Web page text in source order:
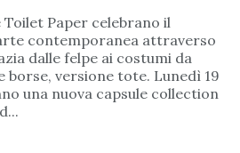
Toilet Paper celebrano il
contemporanea attraverso
dalle felpe ai costumi da
borse, versione tote. Lunedì 19
una nuova capsule collection